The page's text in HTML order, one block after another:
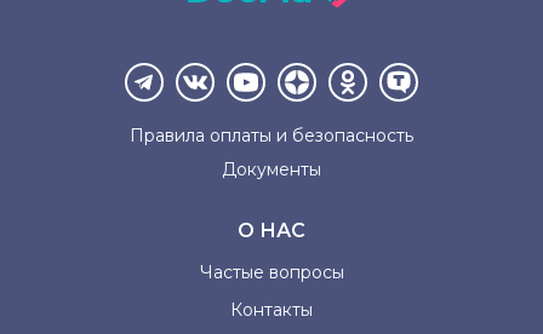
Правила оплаты и безопасность
Документы
О НАС
Частые вопросы
Контакты